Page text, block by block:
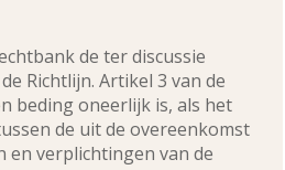
de ter discussie
Richtlijn. Artikel 3 van de
beding oneerlijk is, als het
de uit de overeenkomst
en verplichtingen van de